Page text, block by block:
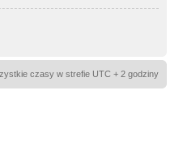
czasy w strefie UTC + 2 godziny